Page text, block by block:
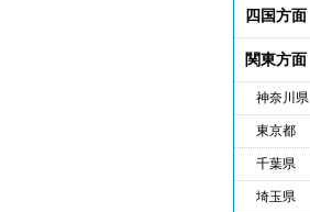
四国方面
関東方面
神奈川県
東京都
千葉県
埼玉県